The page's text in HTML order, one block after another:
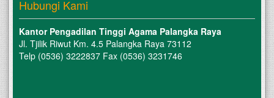
Hubungi Kami
Kantor Pengadilan Tinggi Agama Palangka Raya
Jl. Tjilik Riwut Km. 4.5 Palangka Raya 73112
Telp (0536) 3222837 Fax (0536) 3231746